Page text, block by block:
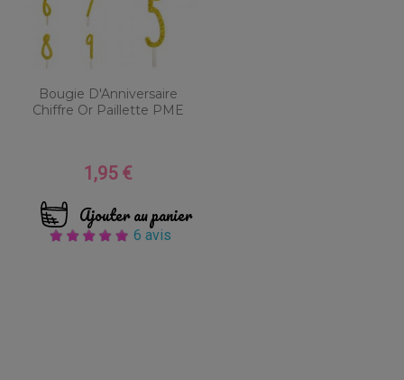
Bougie D'Anniversaire
Chiffre Or Paillette PME
Prix
1,95 €
Ajouter au panier
6 avis